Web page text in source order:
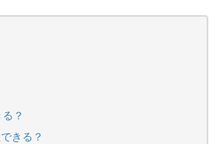
？
きる？